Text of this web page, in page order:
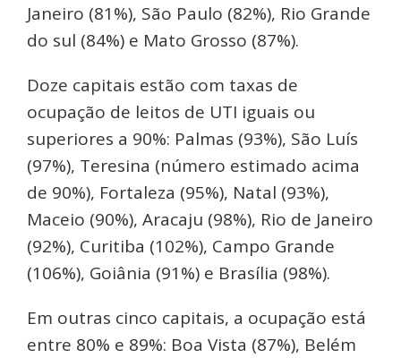
Janeiro (81%), São Paulo (82%), Rio Grande
do sul (84%) e Mato Grosso (87%).
Doze capitais estão com taxas de
ocupação de leitos de UTI iguais ou
superiores a 90%: Palmas (93%), São Luís
(97%), Teresina (número estimado acima
de 90%), Fortaleza (95%), Natal (93%),
Maceio (90%), Aracaju (98%), Rio de Janeiro
(92%), Curitiba (102%), Campo Grande
(106%), Goiânia (91%) e Brasília (98%).
Em outras cinco capitais, a ocupação está
entre 80% e 89%: Boa Vista (87%), Belém